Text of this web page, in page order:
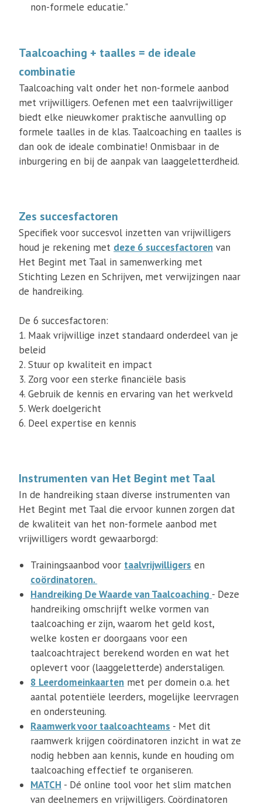
non-formele educatie."
Taalcoaching + taalles = de ideale
combinatie
Taalcoaching valt onder het non-formele aanbod
met vrijwilligers. Oefenen met een taalvrijwilliger
biedt elke nieuwkomer praktische aanvulling op
formele taalles in de klas. Taalcoaching en taalles is
dan ook de ideale combinatie! Onmisbaar in de
inburgering en bij de aanpak van laaggeletterdheid.
Zes succesfactoren
Specifiek voor succesvol inzetten van vrijwilligers
houd je rekening met deze 6 succesfactoren van
Het Begint met Taal in samenwerking met
Stichting Lezen en Schrijven, met verwijzingen naar
de handreiking.
De 6 succesfactoren:
1. Maak vrijwillige inzet standaard onderdeel van je
beleid
2. Stuur op kwaliteit en impact
3. Zorg voor een sterke financiële basis
4. Gebruik de kennis en ervaring van het werkveld
5. Werk doelgericht
6. Deel expertise en kennis
Instrumenten van Het Begint met Taal
In de handreiking staan diverse instrumenten van
Het Begint met Taal die ervoor kunnen zorgen dat
de kwaliteit van het non-formele aanbod met
vrijwilligers wordt gewaarborgd:
Trainingsaanbod voor taalvrijwilligers en
coördinatoren.
Handreiking De Waarde van Taalcoaching - Deze
handreiking omschrijft welke vormen van
taalcoaching er zijn, waarom het geld kost,
welke kosten er doorgaans voor een
taalcoachtraject berekend worden en wat het
oplevert voor (laaggeletterde) anderstaligen.
8 Leerdomeinkaarten met per domein o.a. het
aantal potentiële leerders, mogelijke leervragen
en ondersteuning.
Raamwerk voor taalcoachteams - Met dit
raamwerk krijgen coördinatoren inzicht in wat ze
nodig hebben aan kennis, kunde en houding om
taalcoaching effectief te organiseren.
MATCH - Dé online tool voor het slim matchen
van deelnemers en vrijwilligers. Coördinatoren